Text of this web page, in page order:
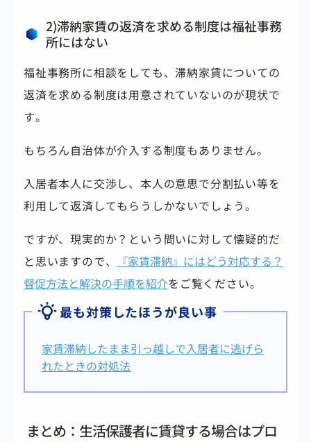
2)滞納家賃の返済を求める制度は福祉事務
所にはない
福祉事務所に相談をしても、滞納家賃についての
返済を求める制度は用意されていないのが現状で
す。
もちろん自治体が介入する制度もありません。
入居者本人に交渉し、本人の意思で分割払い等を
利用して返済してもらうしかないでしょう。
ですが、現実的か？という問いに対して懐疑的だ
と思いますので、
『家賃滞納』にはどう対応する？
督促方法と解決の手順を紹介をご覧ください。
最も対策したほうが良い事
家賃滞納したまま引っ越しで入居者に逃げら
れたときの対処法
まとめ：生活保護者に賃貸する場合はプロ